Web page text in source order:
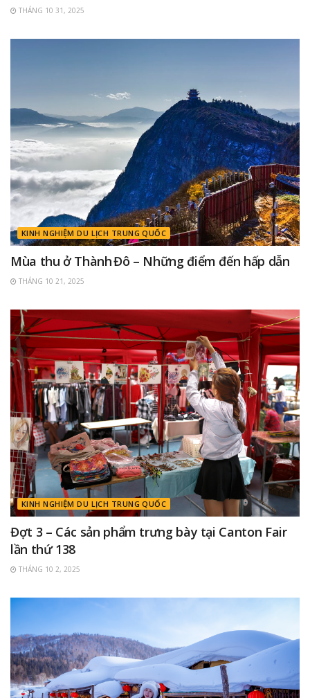
THÁNG 10 31, 2025
KINH NGHIỆM DU LỊCH TRUNG QUỐC
Mùa thu ở Thành Đô – Những điểm đến hấp dẫn
THÁNG 10 21, 2025
KINH NGHIỆM DU LỊCH TRUNG QUỐC
Đợt 3 – Các sản phẩm trưng bày tại Canton Fair
lần thứ 138
THÁNG 10 2, 2025